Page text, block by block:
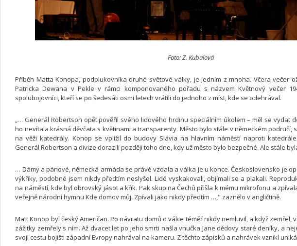
Foto: Z. Kubalová
Příběh Matta Konopa, podplukovníka druhé světové války, je jedním z mnoha. Včera večer
Patricka Dewana v Pekle v rámci komponovaného pořadu s názvem Květnový večer
spolubojovníci, kteří se po šedesáti osmi letech vrátili do jednoho z míst, kde se odehrával.
„… Generál Robertson opět pověřil svého lidového hrdinu speciálním úkolem – měl se vydat
ho nevítala krásná děvčata s květinami a transparenty. Město bylo stále v německém područí,
na věži katedrály. Konop se vplížil do budovy Slávia na hlavním náměstí naproti
Generál Robertson a divize dorazili později toho dne, kdy už město bylo bezpečné. Ale stále
… Dámy a pánové, německá armáda se právě vzdala a válka je u konce. Československo je
výkřiky, podobné jsem nikdy předtím neslyšel. Lidé vyskakovali, objímali se a plakali.
na náměstí, kde byl obrovský jásot a křik. Pak skupina Čechů přišla k mému mikrofonu a
veřejně národní hymnu Kde domov můj. Zpívali jako nikdy předtím …," zaznělo v angličtině.
Matt Konop byl český Američan. Po návratu domů o válce téměř nikdy nemluvil, a když zemřel,
zážitky zemřely s ním. Až dvacet let po jeho smrti našla vnučka Jane dědovy staré deníky, a
svoji cestu bojišti západní Evropy nahrával na kameru. Z těchto zápisků a nahrávek vznikl